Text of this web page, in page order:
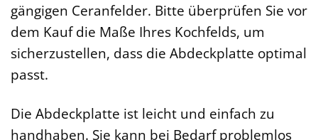
gängigen Ceranfelder. Bitte überprüfen Sie vor
dem Kauf die Maße Ihres Kochfelds, um
sicherzustellen, dass die Abdeckplatte optimal
passt.
Die Abdeckplatte ist leicht und einfach zu
handhaben. Sie kann bei Bedarf problemlos